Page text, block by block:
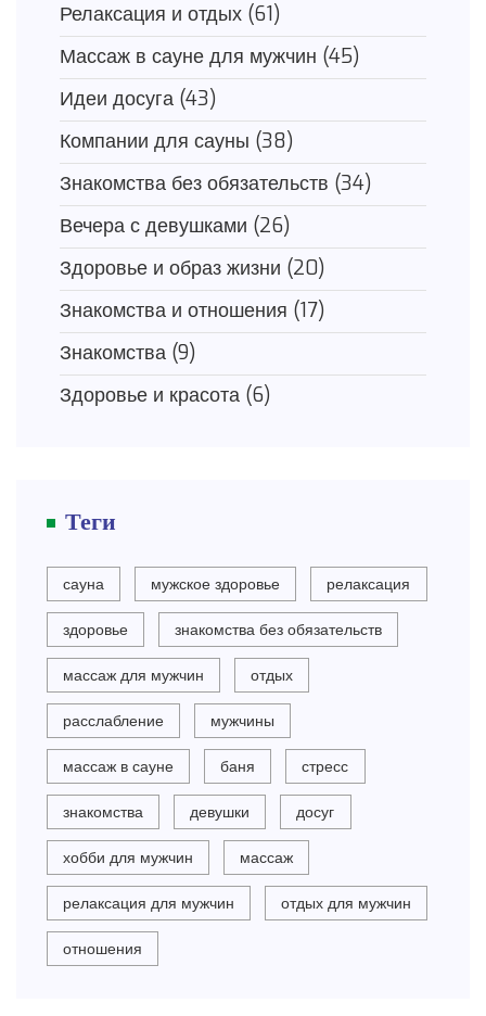
Релаксация и отдых (61)
Массаж в сауне для мужчин (45)
Идеи досуга (43)
Компании для сауны (38)
Знакомства без обязательств (34)
Вечера с девушками (26)
Здоровье и образ жизни (20)
Знакомства и отношения (17)
Знакомства (9)
Здоровье и красота (6)
Теги
сауна мужское здоровье релаксация
здоровье знакомства без обязательств
массаж для мужчин отдых
расслабление мужчины
массаж в сауне баня стресс
знакомства девушки досуг
хобби для мужчин массаж
релаксация для мужчин отдых для мужчин
отношения